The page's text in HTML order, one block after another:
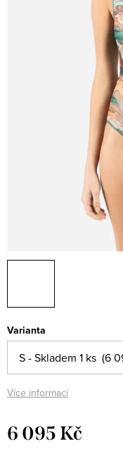
Varianta
Více informací
6 095 Kč